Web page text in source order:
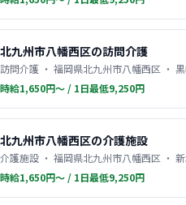
北九州市八幡西区の訪問介護
訪問介護 ・ 福岡県北九州市八幡西区 ・
時給1,650円〜 / 1日最低9,250円
北九州市八幡西区の介護施設
介護施設 ・ 福岡県北九州市八幡西区 ・
時給1,650円〜 / 1日最低9,250円